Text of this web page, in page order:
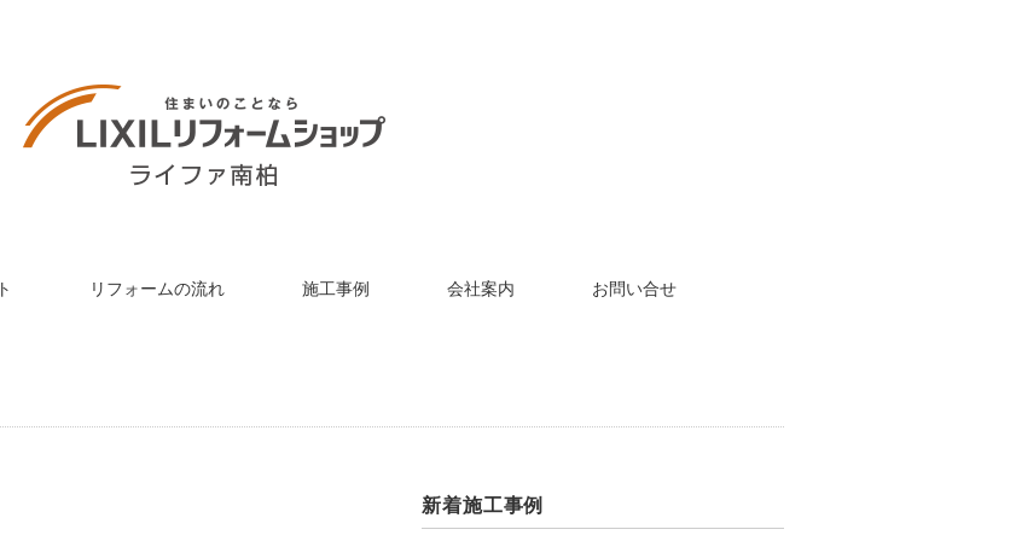
リフォームの流れ 施工事例 会社案内 お問い合せ
新着施工事例